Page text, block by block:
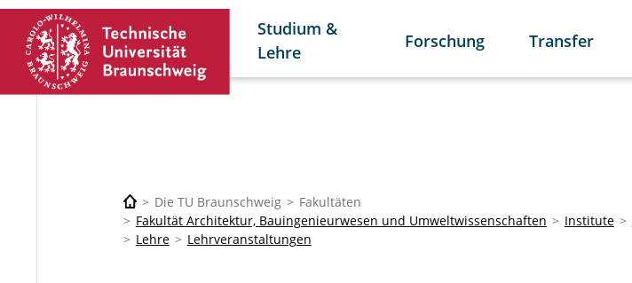
Studium &
Lehre
Forschung Transfer
Die TU Braunschweig
Fakultäten
Fakultät Architektur, Bauingenieurwesen und Umweltwissenschaften
Institute
Lehre
Lehrveranstaltungen